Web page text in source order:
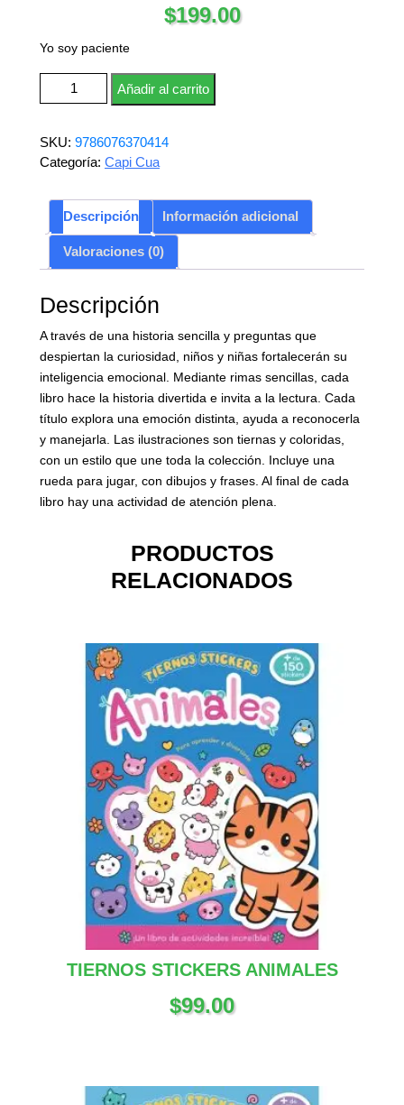
$199.00
Yo soy paciente
Yo soy paciente cantidad
Añadir al carrito
SKU: 9786076370414
Categoría: Capi Cua
Descripción Información adicional
Valoraciones (0)
Descripción
A través de una historia sencilla y preguntas que
despiertan la curiosidad, niños y niñas fortalecerán su
inteligencia emocional. Mediante rimas sencillas, cada
libro hace la historia divertida e invita a la lectura. Cada
título explora una emoción distinta, ayuda a reconocerla
y manejarla. Las ilustraciones son tiernas y coloridas,
con un estilo que une toda la colección. Incluye una
rueda para jugar, con dibujos y frases. Al final de cada
libro hay una actividad de atención plena.
PRODUCTOS
RELACIONADOS
TIERNOS STICKERS ANIMALES
$99.00